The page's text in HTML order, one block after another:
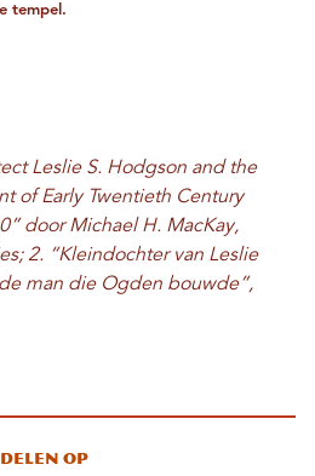
tempel.
Leslie S. Hodgson and the
of Early Twentieth Century
door Michael H. MacKay,
2. “Kleindochter van Leslie
man die Ogden bouwde”,
Delen op